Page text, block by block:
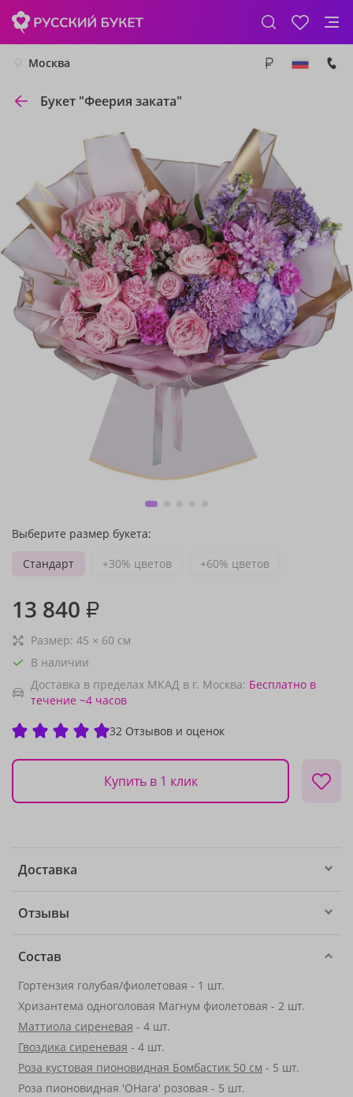
Москва
Букет "Феерия заката"
Выберите размер букета:
Стандарт
+30% цветов +60% цветов
13 840 ₽
Размер: 45 × 60 см
В наличии
Доставка в пределах МКАД в г. Москва: Бесплатно в
течение ~4 часов
32 Отзывов и оценок
Купить в 1 клик
Доставка
Отзывы
Состав
Гортензия голубая/фиолетовая - 1 шт.
Хризантема одноголовая Магнум фиолетовая - 2 шт.
Маттиола сиреневая - 4 шт.
Гвоздика сиреневая - 4 шт.
Роза кустовая пионовидная Бомбастик 50 см - 5 шт.
Роза пионовидная 'OHara' розовая - 5 шт.